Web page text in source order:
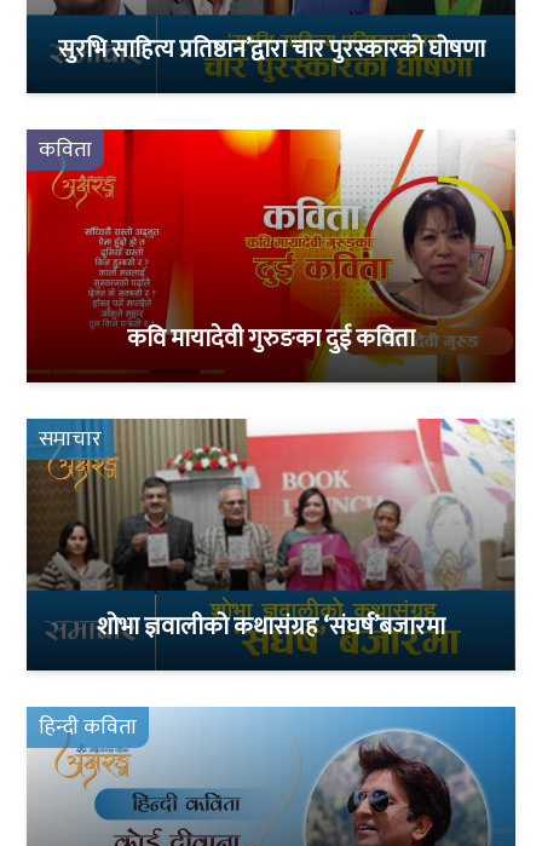
सुरभि साहित्य प्रतिष्ठान’द्वारा चार पुरस्कारको घोषणा
कविता
कवि मायादेवी गुरुङका दुई कविता
समाचार
शोभा ज्ञवालीको कथासंग्रह ‘संघर्ष’बजारमा
हिन्दी कविता